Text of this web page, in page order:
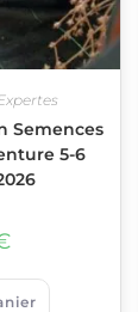
Semences
5-6